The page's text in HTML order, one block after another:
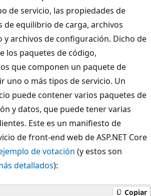
de servicio, las propiedades de
de equilibrio de carga, archivos
y archivos de configuración. Dicho de
los paquetes de código,
que componen un paquete de
uno o más tipos de servicio. Un
puede contener varios paquetes de
y datos, que puede tener varias
Este es un manifiesto de
de front-end web de ASP.NET Core
de votación (y estos son
detallados):
Copiar